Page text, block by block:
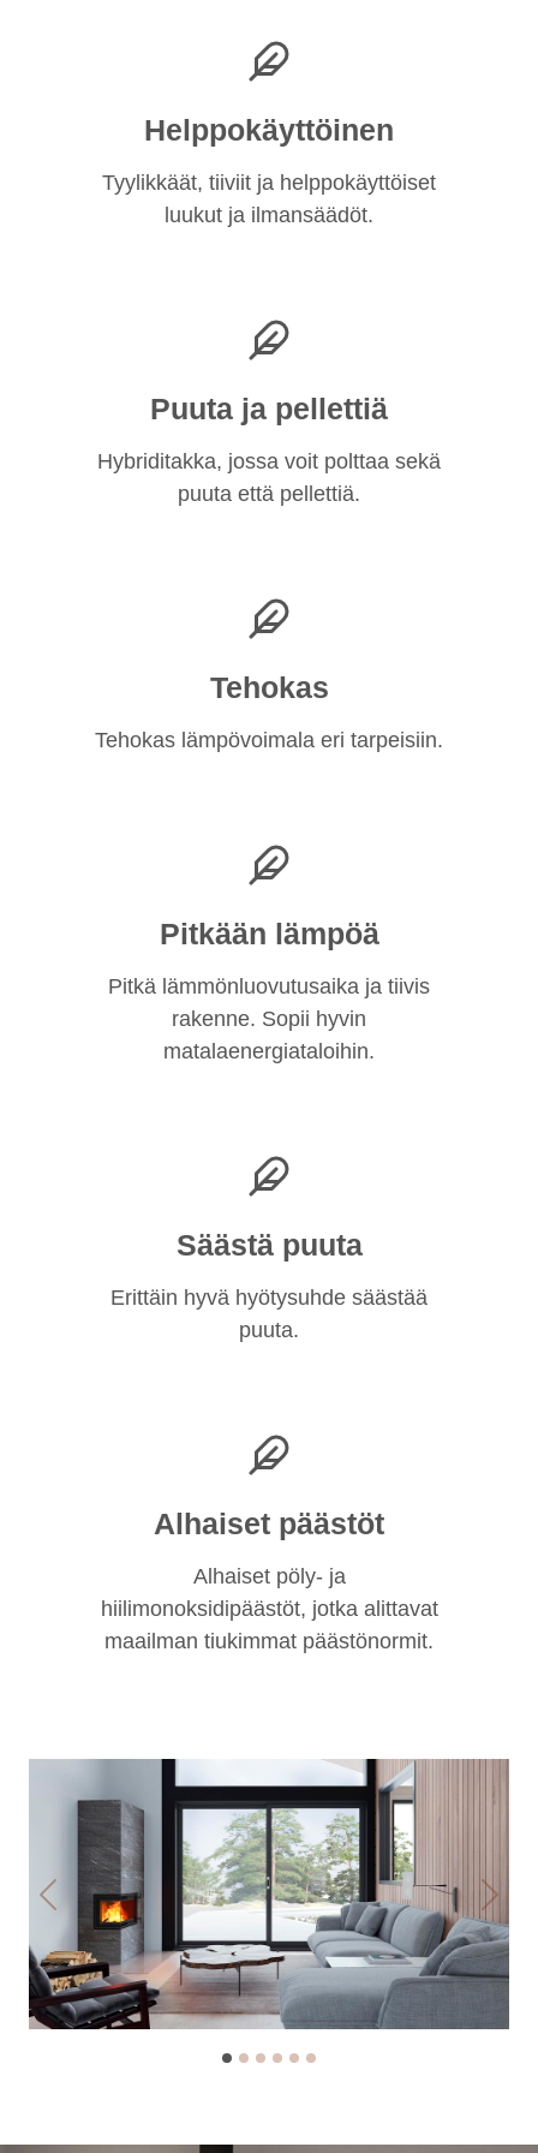
Helppokäyttöinen
Tyylikkäät, tiiviit ja helppokäyttöiset
luukut ja ilmansäädöt.
Puuta ja pellettiä
Hybriditakka, jossa voit polttaa sekä
puuta että pellettiä.
Tehokas
Tehokas lämpövoimala eri tarpeisiin.
Pitkään lämpöä
Pitkä lämmönluovutusaika ja tiivis
rakenne. Sopii hyvin
matalaenergiataloihin.
Säästä puuta
Erittäin hyvä hyötysuhde säästää
puuta.
Alhaiset päästöt
Alhaiset pöly- ja
hiilimonoksidipäästöt, jotka alittavat
maailman tiukimmat päästönormit.
Previous Next